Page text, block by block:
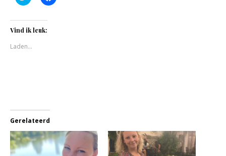
om
met
Twitter
(Wordt
een
om
Vind ik leuk:
Laden...
Gerelateerd